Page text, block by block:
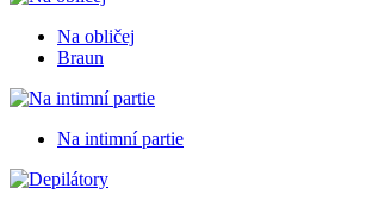
Na obličej
Braun
Na intimní partie